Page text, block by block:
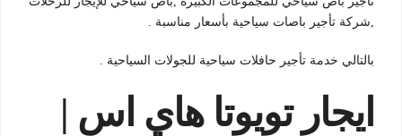
,شركة تأجير باصات سياحية بأسعار مناسبة .
بالتالي خدمة تأجير حافلات سياحية للجولات السياحية .
ايجار تويوتا هاي اس |